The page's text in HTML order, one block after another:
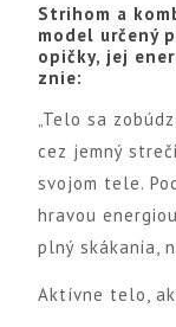
Strihom a
model určený
opičky, jej
znie:
„Telo sa
cez jemný
svojom tele.
hravou
plný skákania,
Aktívne telo,